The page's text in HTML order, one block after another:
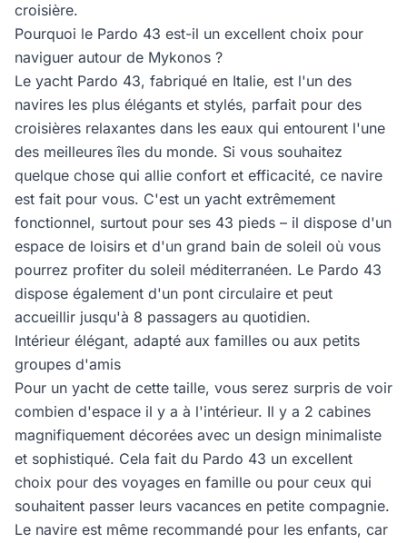
croisière.
Pourquoi le Pardo 43 est-il un excellent choix pour
naviguer autour de Mykonos ?
Le yacht Pardo 43, fabriqué en Italie, est l'un des
navires les plus élégants et stylés, parfait pour des
croisières relaxantes dans les eaux qui entourent l'une
des meilleures îles du monde. Si vous souhaitez
quelque chose qui allie confort et efficacité, ce navire
est fait pour vous. C'est un yacht extrêmement
fonctionnel, surtout pour ses 43 pieds – il dispose d'un
espace de loisirs et d'un grand bain de soleil où vous
pourrez profiter du soleil méditerranéen. Le Pardo 43
dispose également d'un pont circulaire et peut
accueillir jusqu'à 8 passagers au quotidien.
Intérieur élégant, adapté aux familles ou aux petits
groupes d'amis
Pour un yacht de cette taille, vous serez surpris de voir
combien d'espace il y a à l'intérieur. Il y a 2 cabines
magnifiquement décorées avec un design minimaliste
et sophistiqué. Cela fait du Pardo 43 un excellent
choix pour des voyages en famille ou pour ceux qui
souhaitent passer leurs vacances en petite compagnie.
Le navire est même recommandé pour les enfants, car